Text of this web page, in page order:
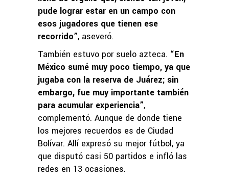
pude lograr estar en un campo con
esos jugadores que tienen ese
recorrido”, aseveró.
También estuvo por suelo azteca. “En
México sumé muy poco tiempo, ya que
jugaba con la reserva de Juárez; sin
embargo, fue muy importante también
para acumular experiencia”,
complementó. Aunque de donde tiene
los mejores recuerdos es de Ciudad
Bolívar. Allí expresó su mejor fútbol, ya
que disputó casi 50 partidos e infló las
redes en 13 ocasiones.